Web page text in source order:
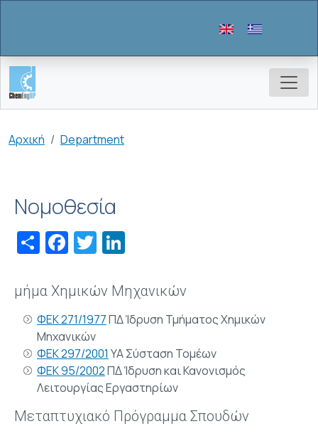
Breadcrumb
Αρχική Department
Νομοθεσία
ShareFacebook
Twitter
μήμα Χημικών Μηχανικών
ΦΕΚ 271/1977ΠΔ Ίδρυση Τμήματος Χημικών
Μηχανικών
ΦΕΚ 297/2001 ΥΑ Σύσταση Τομέων
ΦΕΚ 95/2002ΠΔ Ίδρυση και Κανονισμός
Λειτουργίας Εργαστηρίων
Μεταπτυχιακό Πρόγραμμα Σπουδών